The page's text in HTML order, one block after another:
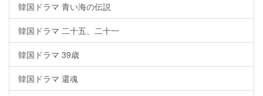
韓国ドラマ 青い海の伝説
韓国ドラマ 二十五、二十一
韓国ドラマ 39歳
韓国ドラマ 還魂